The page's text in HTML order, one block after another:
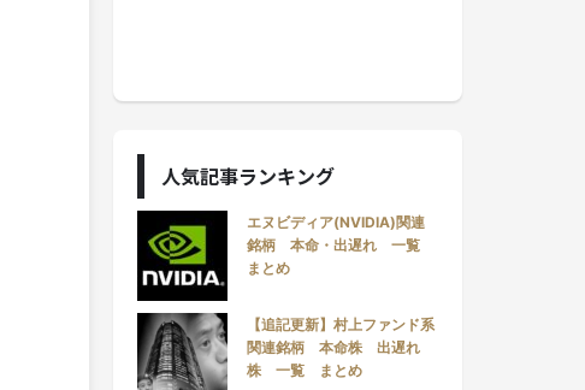
人気記事ランキング
エヌビディア(NVIDIA)関連
銘柄 本命・出遅れ 一覧
まとめ
【追記更新】村上ファンド系
関連銘柄 本命株 出遅れ
株 一覧 まとめ